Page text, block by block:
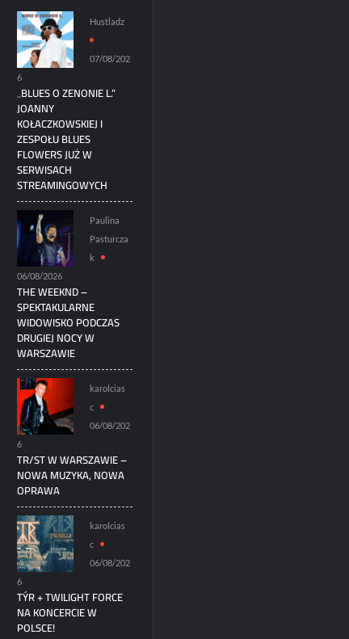
Hustladz
07/08/202
6
„BLUES O ZENONIE L.”
JOANNY
KOŁACZKOWSKIEJ I
ZESPOŁU BLUES
FLOWERS JUŻ W
SERWISACH
STREAMINGOWYCH
Paulina
Pasturcza
k
06/08/2026
THE WEEKND –
SPEKTAKULARNE
WIDOWISKO PODCZAS
DRUGIEJ NOCY W
WARSZAWIE
karolcias
c
06/08/202
6
TR/ST W WARSZAWIE –
NOWA MUZYKA, NOWA
OPRAWA
karolcias
c
06/08/202
6
TÝR + TWILIGHT FORCE
NA KONCERCIE W
POLSCE!